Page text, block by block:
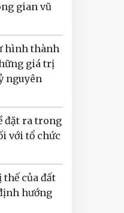
gian vũ
hình thành
giá trị
nguyên
đặt ra trong
với tổ chức
thế của đất
hướng